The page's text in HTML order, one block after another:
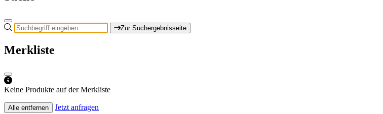
Zur Suchergebnisseite
Merkliste
Keine Produkte auf der Merkliste
Alle entfernen Jetzt anfragen